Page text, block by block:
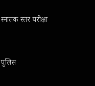
स्तर परीक्षा
पुलिस